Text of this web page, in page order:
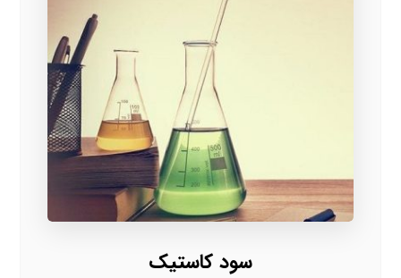
سود کاستیک